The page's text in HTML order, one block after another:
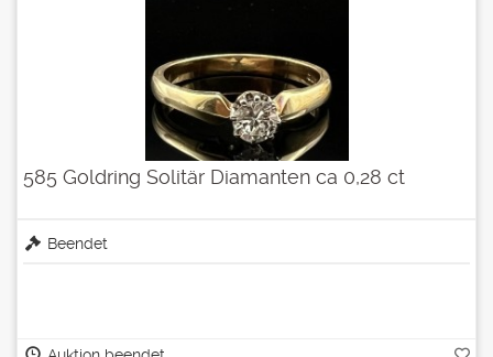
585 Goldring Solitär Diamanten ca 0,28 ct
Beendet